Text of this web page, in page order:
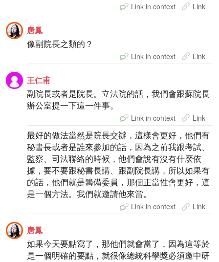
Link in context Link
唐鳳
像副院長之類的？
Link in context Link
王仁甫
副院長或者是院長。立法院的話，我們會跟蘇院長
辦公室提一下這一件事。
Link in context Link
最好的做法當然是院長交辦，這樣會更好，他們有
秘書長或者是誰來參加的話，因為之前我跟考試、
監察、司法聯絡的時候，他們會說有沒有什麼依
據，要不要跟秘書長講、跟副院長講，所以如果有
的話，他們就是籌備委員，那個正當性會更好，這
是一個方法。我們就邀請他來當。
Link in context Link
唐鳳
如果今天要點寫了，那他們就會當了，因為這等於
是一個明確的要點，就很像總統科學獎必須邀中研